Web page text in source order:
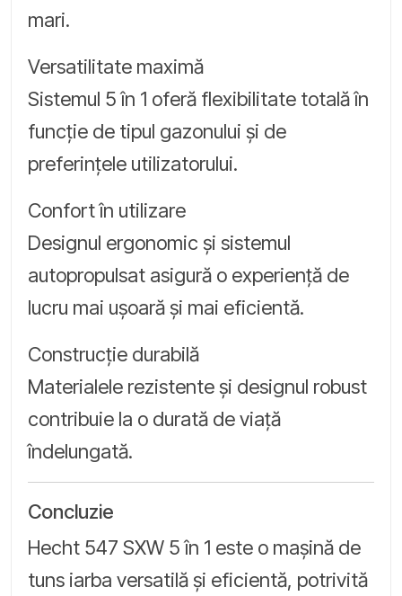
mari.
Versatilitate maximă
Sistemul 5 în 1 oferă flexibilitate totală în
funcție de tipul gazonului și de
preferințele utilizatorului.
Confort în utilizare
Designul ergonomic și sistemul
autopropulsat asigură o experiență de
lucru mai ușoară și mai eficientă.
Construcție durabilă
Materialele rezistente și designul robust
contribuie la o durată de viață
îndelungată.
Concluzie
Hecht 547 SXW 5 în 1 este o mașină de
tuns iarba versatilă și eficientă, potrivită